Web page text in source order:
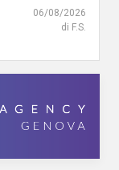
06/08/2026
di F.S.